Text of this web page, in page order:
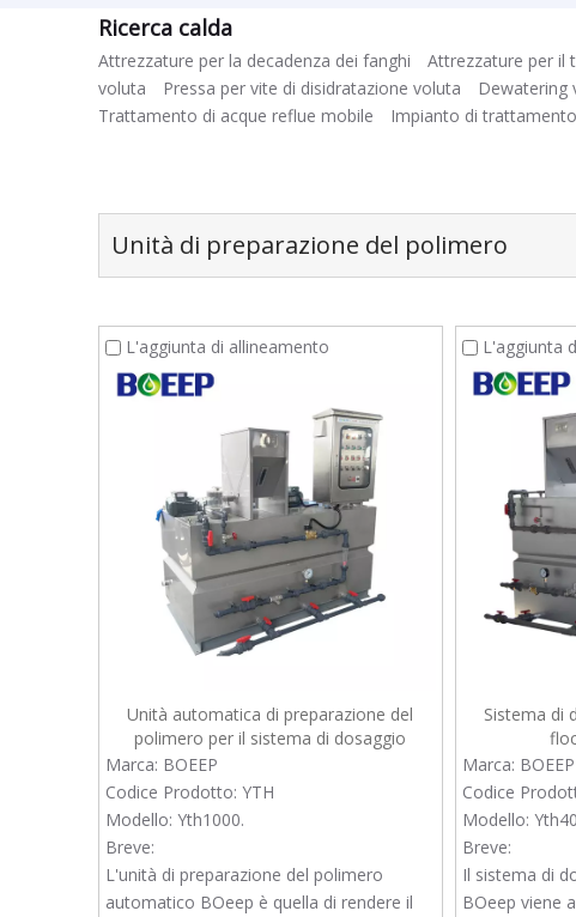
Ricerca calda
Attrezzature per la decadenza dei fanghi Attrezzature per il
voluta
Pressa per vite di disidratazione voluta Dewatering
Trattamento di acque reflue mobile
Impianto di
Unità di preparazione del polimero
L'aggiunta di allineamento
Unità automatica di preparazione del
polimero per il sistema di dosaggio
Marca: BOEEP
Codice Prodotto: YTH
Modello: Yth1000.
Breve:
L'unità di preparazione del polimero
automatico BOeep è quella di rendere il
L'aggiunta
Sistema di
Marca: BOEEP
Codice
Modello:
Breve:
Il sistema di
BOeep viene